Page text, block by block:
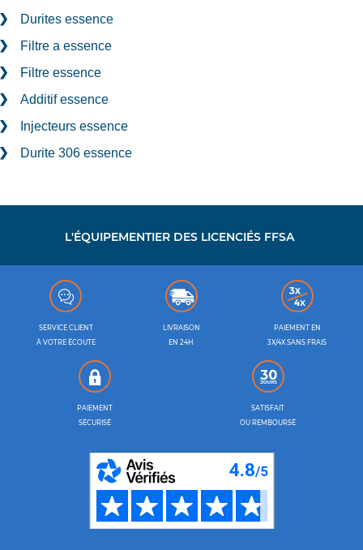
Durites essence
Filtre a essence
Filtre essence
Additif essence
Injecteurs essence
Durite 306 essence
L'ÉQUIPEMENTIER DES LICENCIÉS FFSA
SERVICE CLIENT
À VOTRE ÉCOUTE
LIVRAISON
EN 24H
PAIEMENT EN
3X/4X SANS FRAIS
PAIEMENT
SÉCURISÉ
SATISFAIT
OU REMBOURSÉ